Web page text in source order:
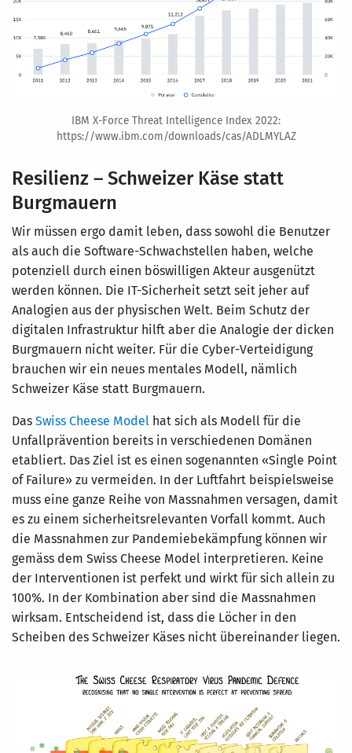
IBM X-Force Threat Intelligence Index 2022:
https://www.ibm.com/downloads/cas/ADLMYLAZ
Resilienz – Schweizer Käse statt
Burgmauern
Wir müssen ergo damit leben, dass sowohl die Benutzer
als auch die Software-Schwachstellen haben, welche
potenziell durch einen böswilligen Akteur ausgenützt
werden können. Die IT-Sicherheit setzt seit jeher auf
Analogien aus der physischen Welt. Beim Schutz der
digitalen Infrastruktur hilft aber die Analogie der dicken
Burgmauern nicht weiter. Für die Cyber-Verteidigung
brauchen wir ein neues mentales Modell, nämlich
Schweizer Käse statt Burgmauern.
Das Swiss Cheese Model hat sich als Modell für die
Unfallprävention bereits in verschiedenen Domänen
etabliert. Das Ziel ist es einen sogenannten «Single Point
of Failure» zu vermeiden. In der Luftfahrt beispielsweise
muss eine ganze Reihe von Massnahmen versagen, damit
es zu einem sicherheitsrelevanten Vorfall kommt. Auch
die Massnahmen zur Pandemiebekämpfung können wir
gemäss dem Swiss Cheese Model interpretieren. Keine
der Interventionen ist perfekt und wirkt für sich allein zu
100%. In der Kombination aber sind die Massnahmen
wirksam. Entscheidend ist, dass die Löcher in den
Scheiben des Schweizer Käses nicht übereinander liegen.